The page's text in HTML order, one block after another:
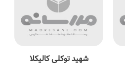
شهید توکلی کالیکلا